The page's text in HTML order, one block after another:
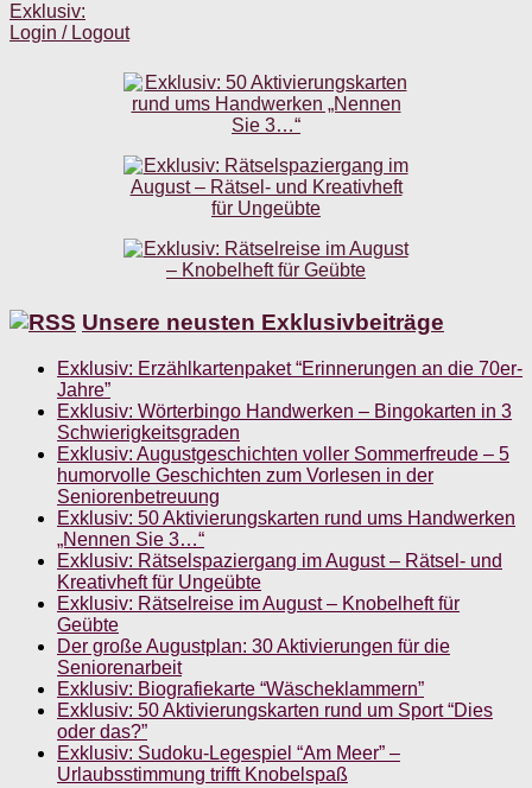
Exklusiv:
Login / Logout
Unsere neusten Exklusivbeiträge
Exklusiv: Erzählkartenpaket “Erinnerungen an die 70er-
Jahre”
Exklusiv: Wörterbingo Handwerken – Bingokarten in 3
Schwierigkeitsgraden
Exklusiv: Augustgeschichten voller Sommerfreude – 5
humorvolle Geschichten zum Vorlesen in der
Seniorenbetreuung
Exklusiv: 50 Aktivierungskarten rund ums Handwerken
„Nennen Sie 3…“
Exklusiv: Rätselspaziergang im August – Rätsel- und
Kreativheft für Ungeübte
Exklusiv: Rätselreise im August – Knobelheft für
Geübte
Der große Augustplan: 30 Aktivierungen für die
Seniorenarbeit
Exklusiv: Biografiekarte “Wäscheklammern”
Exklusiv: 50 Aktivierungskarten rund um Sport “Dies
oder das?”
Exklusiv: Sudoku-Legespiel “Am Meer” –
Urlaubsstimmung trifft Knobelspaß